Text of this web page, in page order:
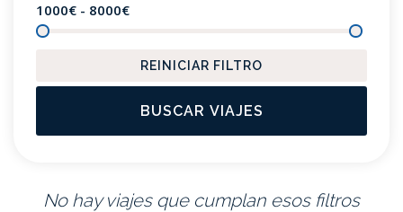
1000€ - 8000€
REINICIAR FILTRO
BUSCAR VIAJES
No hay viajes que cumplan esos filtros